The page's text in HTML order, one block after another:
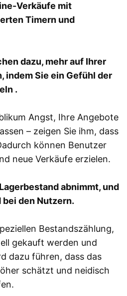
Verkäufe mit
Timern und
dazu, mehr auf Ihrer
indem Sie ein Gefühl der
.
Angst, Ihre Angebote
– zeigen Sie ihm, dass
können Benutzer
neue Verkäufe erzielen.
abnimmt, und
den Nutzern.
Bestandszählung,
gekauft werden und
dazu führen, dass das
schätzt und neidisch